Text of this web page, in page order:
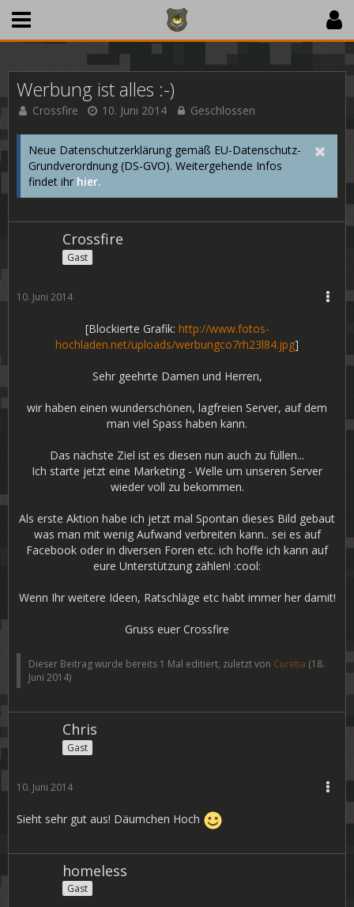
Werbung ist alles :-)
Crossfire 10. Juni 2014 Geschlossen
Neue Datenschutzerklärung gemäß EU-Datenschutz-
Grundverordnung (DS-GVO). Weitergehende Infos
findet ihr hier.
Crossfire
Gast
10. Juni 2014
[Blockierte Grafik: http://www.fotos-
hochladen.net/uploads/werbungco7rh23l84.jpg]
Sehr geehrte Damen und Herren,
wir haben einen wunderschönen, lagfreien Server, auf dem
man viel Spass haben kann.
Das nächste Ziel ist es diesen nun auch zu füllen...
Ich starte jetzt eine Marketing - Welle um unseren Server
wieder voll zu bekommen.
Als erste Aktion habe ich jetzt mal Spontan dieses Bild gebaut
was man mit wenig Aufwand verbreiten kann.. sei es auf
Facebook oder in diversen Foren etc. ich hoffe ich kann auf
eure Unterstützung zählen! :cool:
Wenn Ihr weitere Ideen, Ratschläge etc habt immer her damit!
Gruss euer Crossfire
Dieser Beitrag wurde bereits 1 Mal editiert, zuletzt von Curetia (18.
Juni 2014)
Chris
Gast
10. Juni 2014
Sieht sehr gut aus! Däumchen Hoch
homeless
Gast